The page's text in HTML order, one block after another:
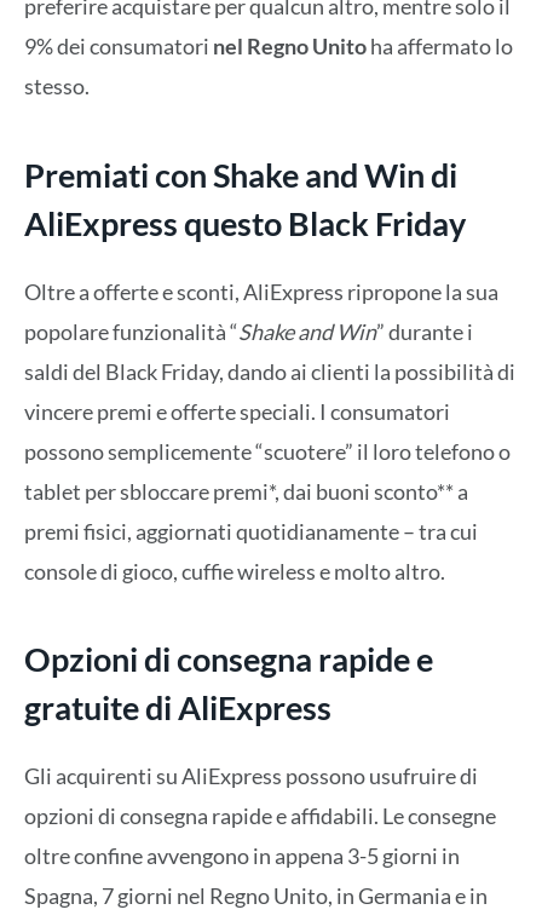
preferire acquistare per qualcun altro, mentre solo il
9% dei consumatori nel Regno Unitoha affermato lo
stesso.
Premiati con Shake and Win di
AliExpress questo Black Friday
Oltre a offerte e sconti, AliExpress ripropone la sua
popolare funzionalità “Shake and Win” durante i
saldi del Black Friday, dando ai clienti la possibilità di
vincere premi e offerte speciali. I consumatori
possono semplicemente “scuotere” il loro telefono o
tablet per sbloccare premi*, dai buoni sconto** a
premi fisici, aggiornati quotidianamente – tra cui
console di gioco, cuffie wireless e molto altro.
Opzioni di consegna rapide e
gratuite di AliExpress
Gli acquirenti su AliExpress possono usufruire di
opzioni di consegna rapide e affidabili. Le consegne
oltre confine avvengono in appena 3-5 giorni in
Spagna, 7 giorni nel Regno Unito, in Germania e in